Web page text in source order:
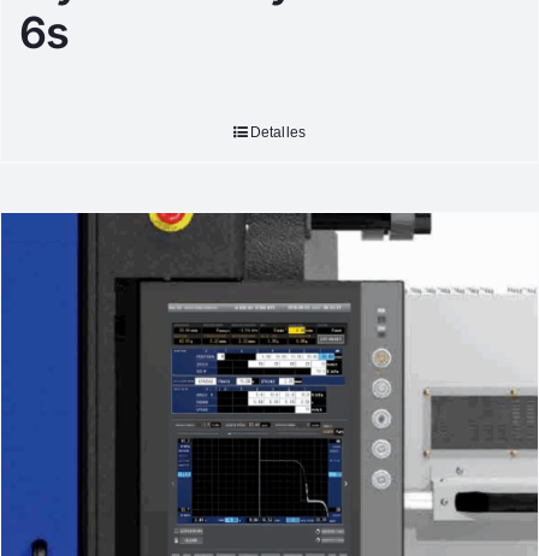
6s
Detalles